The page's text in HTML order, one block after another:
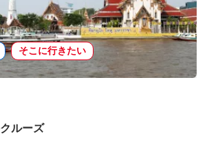
そこに行きたい
ルーズ